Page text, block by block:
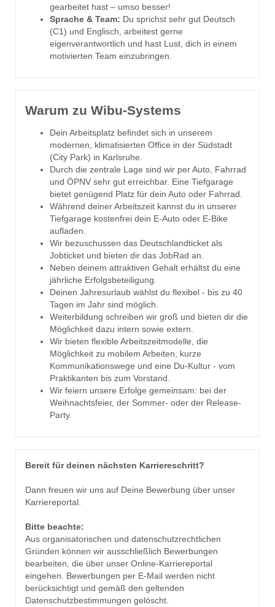
gearbeitet hast – umso besser!
Sprache & Team: Du sprichst sehr gut Deutsch
(C1) und Englisch, arbeitest gerne
eigenverantwortlich und hast Lust, dich in einem
motivierten Team einzubringen.
Warum zu Wibu-Systems
Dein Arbeitsplatz befindet sich in unserem
modernen, klimatisierten Office in der Südstadt
(City Park) in Karlsruhe.
Durch die zentrale Lage sind wir per Auto, Fahrrad
und ÖPNV sehr gut erreichbar. Eine Tiefgarage
bietet genügend Platz für dein Auto oder Fahrrad.
Während deiner Arbeitszeit kannst du in unserer
Tiefgarage kostenfrei dein E-Auto oder E-Bike
aufladen.
Wir bezuschussen das Deutschlandticket als
Jobticket und bieten dir das JobRad an.
Neben deinem attraktiven Gehalt erhältst du eine
jährliche Erfolgsbeteiligung.
Deinen Jahresurlaub wählst du flexibel - bis zu 40
Tagen im Jahr sind möglich.
Weiterbildung schreiben wir groß und bieten dir die
Möglichkeit dazu intern sowie extern.
Wir bieten flexible Arbeitszeitmodelle, die
Möglichkeit zu mobilem Arbeiten, kurze
Kommunikationswege und eine Du-Kultur - vom
Praktikanten bis zum Vorstand.
Wir feiern unsere Erfolge gemeinsam: bei der
Weihnachtsfeier, der Sommer- oder der Release-
Party.
Bereit für deinen nächsten Karriereschritt?
Dann freuen wir uns auf Deine Bewerbung über unser
Karriereportal.
Bitte beachte:
Aus organisatorischen und datenschutzrechtlichen
Gründen können wir ausschließlich Bewerbungen
bearbeiten, die über unser Online-Karriereportal
eingehen. Bewerbungen per E-Mail werden nicht
berücksichtigt und gemäß den geltenden
Datenschutzbestimmungen gelöscht.